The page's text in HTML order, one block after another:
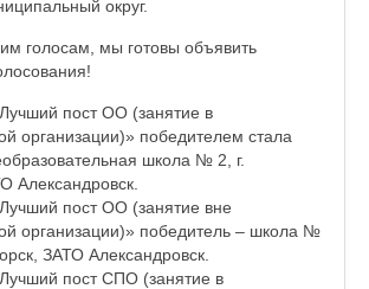
округ.
голосам, мы готовы объявить
пост ОО (занятие в
организации)» победителем стала
школа № 2, г.
Александровск.
пост ОО (занятие вне
организации)» победитель – школа №
ЗАТО Александровск.
пост СПО (занятие в